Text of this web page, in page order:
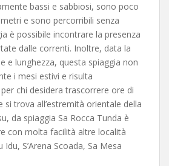
bassi e sabbiosi, sono poco
e sono percorribili senza
è possibile incontrare la presenza
dalle correnti. Inoltre, data la
e lunghezza, questa spiaggia non
i mesi estivi e risulta
chi desidera trascorrere ore di
si trova all’estremità orientale della
da spiaggia Sa Rocca Tunda è
con molta facilità altre località
S’Arena Scoada, Sa Mesa